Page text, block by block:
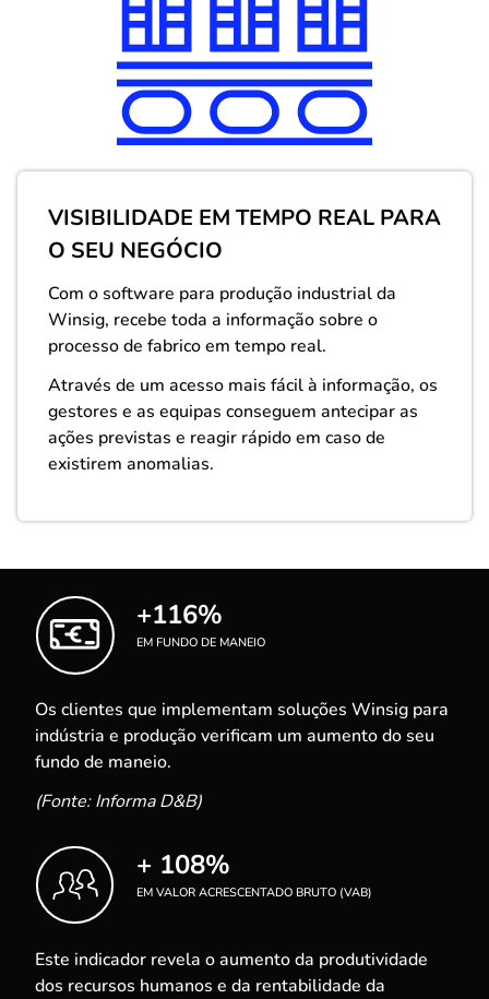
VISIBILIDADE EM TEMPO REAL PARA
O SEU NEGÓCIO
Com o software para produção industrial da
Winsig, recebe toda a informação sobre o
processo de fabrico em tempo real.
Através de um acesso mais fácil à informação, os
gestores e as equipas conseguem antecipar as
ações previstas e reagir rápido em caso de
existirem anomalias.
+116%
EM FUNDO DE MANEIO
Os clientes que implementam soluções Winsig para
indústria e produção verificam um aumento do seu
fundo de maneio.
(Fonte: Informa D&B)
+ 108%
EM VALOR ACRESCENTADO BRUTO (VAB)
Este indicador revela o aumento da produtividade
dos recursos humanos e da rentabilidade da